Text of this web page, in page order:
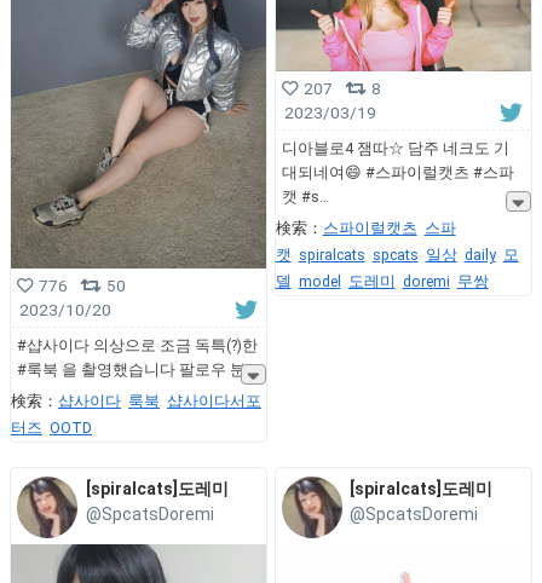
776
50
2023/10/20
#샵사이다 의상으로 조금 독특(?)한
#룩북 을 촬영했습니다 팔로우 분
検索： 샵사이다 룩북 샵사이다서포
터즈 OOTD
207
8
2023/03/19
디아블로4 잼따☆ 담주 네크도 기
대되네여😄 #스파이럴캣츠 #스파
캣 #s
検索： 스파이럴캣츠 스파
캣 spiralcats spcats 일상 daily 모
델 model 도레미 doremi 무쌍
[spiralcats]도레미
@SpcatsDoremi
[spiralcats]도레미
@SpcatsDoremi